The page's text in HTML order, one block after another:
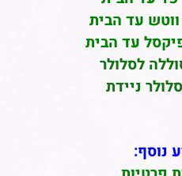
עד הבית
עד הבית
לסלולר
ניידת
נוסף: